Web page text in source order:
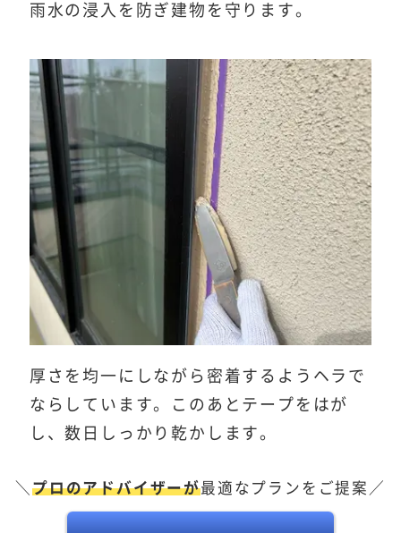
雨水の浸入を防ぎ建物を守ります。
厚さを均一にしながら密着するようヘラで
ならしています。このあとテープをはが
し、数日しっかり乾かします。
＼プロのアドバイザーが最適なプランをご提案／